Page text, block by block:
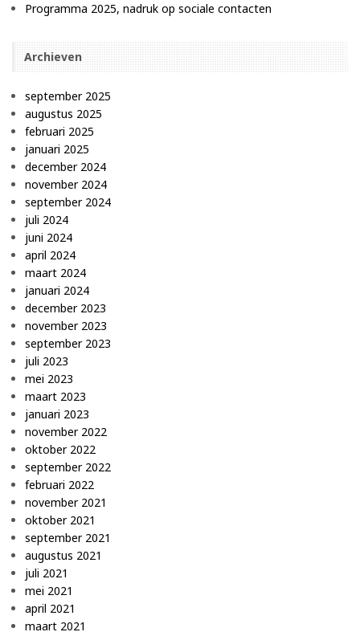
Programma 2025, nadruk op sociale contacten
Archieven
september 2025
augustus 2025
februari 2025
januari 2025
december 2024
november 2024
september 2024
juli 2024
juni 2024
april 2024
maart 2024
januari 2024
december 2023
november 2023
september 2023
juli 2023
mei 2023
maart 2023
januari 2023
november 2022
oktober 2022
september 2022
februari 2022
november 2021
oktober 2021
september 2021
augustus 2021
juli 2021
mei 2021
april 2021
maart 2021